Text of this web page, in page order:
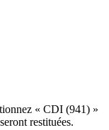
« CDI (941) »
restituées.